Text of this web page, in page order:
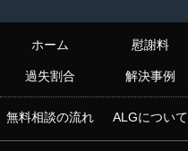
ホーム 慰謝料
過失割合 解決事例
無料相談の流れ ALGについて